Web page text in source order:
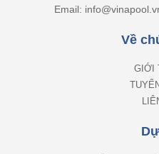
Email:
Về
GIỚI